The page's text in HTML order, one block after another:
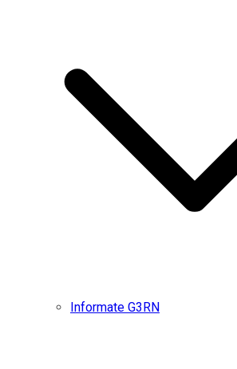
Informate G3RN